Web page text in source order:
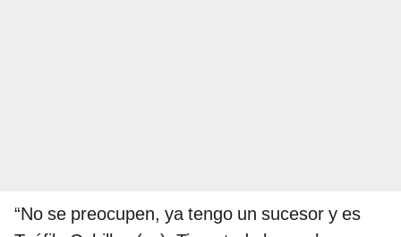
“No se preocupen, ya tengo un sucesor y es